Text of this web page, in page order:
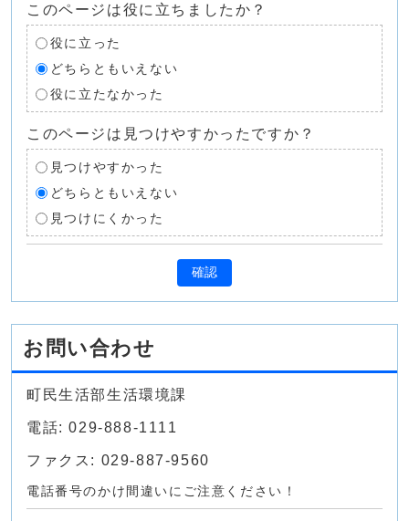
このページは役に立ちましたか？
役に立った
どちらともいえない
役に立たなかった
このページは見つけやすかったですか？
見つけやすかった
どちらともいえない
見つけにくかった
確認
お問い合わせ
町民生活部生活環境課
電話: 029-888-1111
ファクス: 029-887-9560
電話番号のかけ間違いにご注意ください！